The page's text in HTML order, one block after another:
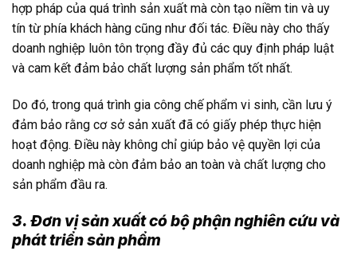
hợp pháp của quá trình sản xuất mà còn tạo niềm tin và uy
tín từ phía khách hàng cũng như đối tác. Điều này cho thấy
doanh nghiệp luôn tôn trọng đầy đủ các quy định pháp luật
và cam kết đảm bảo chất lượng sản phẩm tốt nhất.
Do đó, trong quá trình gia công chế phẩm vi sinh, cần lưu ý
đảm bảo rằng cơ sở sản xuất đã có giấy phép thực hiện
hoạt động. Điều này không chỉ giúp bảo vệ quyền lợi của
doanh nghiệp mà còn đảm bảo an toàn và chất lượng cho
sản phẩm đầu ra.
3. Đơn vị sản xuất có bộ phận nghiên cứu và
phát triển sản phẩm